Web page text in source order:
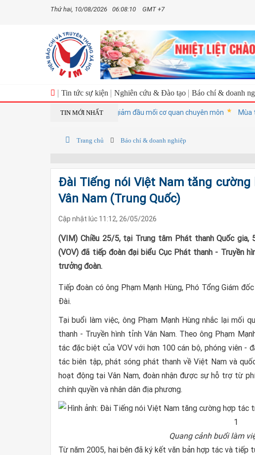
Thứ hai, 10/08/2026 06:08:11 GMT +7
Tin tức sự kiện Nghiên cứu & Đào tạo Báo chí & doanh
TIN MỚI NHẤT
thức sáp nhập loạt sở ngành, giảm đầu mối cơ quan chuyên môn Mùa
Trang chủ Báo chí & doanh nghiệp
Đài Tiếng nói Việt Nam tăng
Vân Nam (Trung Quốc)
Cập nhật lúc 11:12, 26/05/2026
(VIM) Chiều 25/5, tại Trung tâm Phát thanh Quốc gia,
(VOV) đã tiếp đoàn đại biểu Cục Phát thanh - Truyền
trưởng đoàn.
Tiếp đoàn có ông Phạm Mạnh Hùng, Phó Tổng Giám
Đài.
Tại buổi làm việc, ông Phạm Mạnh Hùng nhắc lại mối
thanh - Truyền hình tỉnh Vân Nam. Theo ông Phạm
tác đặc biệt của VOV với hơn 100 cán bộ, phóng viên -
tác biên tập, phát sóng phát thanh về Việt Nam và
hoạt động tại Vân Nam, đoàn nhận được sự hỗ trợ từ
chính quyền và nhân dân địa phương.
Quang cảnh buổi làm
Từ năm 2005, hai bên đã ký kết văn bản hợp tác và tiếp